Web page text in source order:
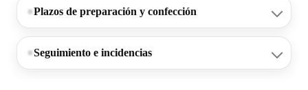
Plazos de preparación y confección
Seguimiento e incidencias